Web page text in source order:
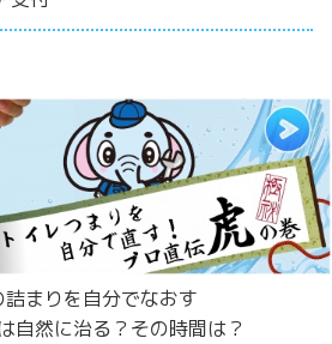
詰まりを自分でなおす
自然に治る？その時間は？